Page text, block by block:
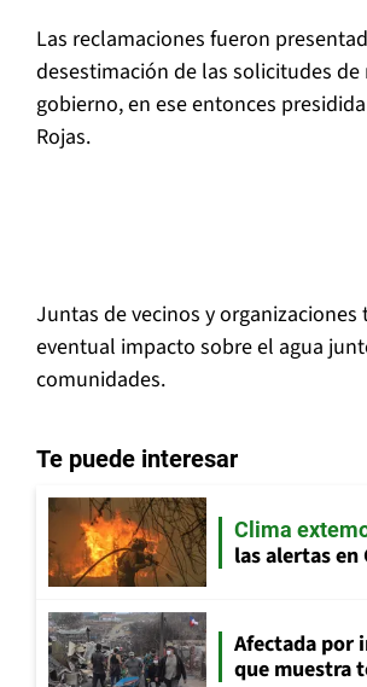
Las reclamaciones fueron
desestimación de las solicitudes
gobierno, en ese entonces
Rojas.
Juntas de vecinos y
eventual impacto sobre el agua
comunidades.
Te puede interesar
Clima
las alertas
Afectada por
que muestra